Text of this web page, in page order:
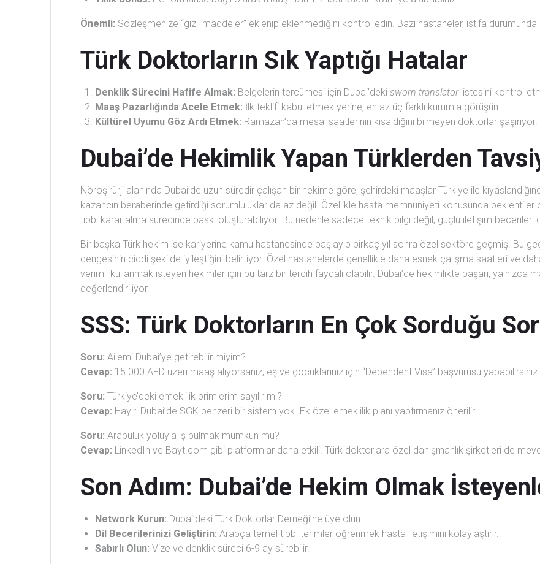
Önemli: Sözleşmenize “gizli maddeler” eklenip eklenmediğini kontrol edin. Bazı hastaneler, istifa
Türk Doktorların Sık Yaptığı Hatalar
Denklik Sürecini Hafife Almak: Belgelerin tercümesi için Dubai’dekisworn translatorlistesini kontrol
Maaş Pazarlığında Acele Etmek: İlk teklifi kabul etmek yerine, en az üç farklı kurumla görüşün.
Kültürel Uyumu Göz Ardı Etmek: Ramazan’da mesai saatlerinin kısaldığını bilmeyen doktorlar şaşırıyor.
Dubai’de Hekimlik Yapan Türklerden
Nöroşirürji alanında Dubai’de uzun süredir çalışan bir hekime göre, şehirdeki maaşlar Türkiye ile
kazancın beraberinde getirdiği sorumluluklar da az değil. Özellikle hasta memnuniyeti konusunda
tıbbi karar alma sürecinde baskı oluşturabiliyor. Bu nedenle sadece teknik bilgi değil, güçlü iletişim becerileri
Bir başka Türk hekim ise kariyerine kamu hastanesinde başlayıp birkaç yıl sonra özel sektöre geçmiş. Bu
dengesinin ciddi şekilde iyileştiğini belirtiyor. Özel hastanelerde genellikle daha esnek çalışma saatleri ve
verimli kullanmak isteyen hekimler için bu tarz bir tercih faydalı olabilir. Dubai’de hekimlikte başarı, yalnızca
değerlendiriliyor.
SSS: Türk Doktorların En Çok Sorduğu
Soru: Ailemi Dubai’ye getirebilir miyim?
Cevap: 15.000 AED üzeri maaş alıyorsanız, eş ve çocuklarınız için “Dependent Visa” başvurusu yapabilirsiniz.
Soru: Türkiye’deki emeklilik primlerim sayılır mı?
Cevap: Hayır. Dubai’de SGK benzeri bir sistem yok. Ek özel emeklilik planı yaptırmanız önerilir.
Soru: Arabuluk yoluyla iş bulmak mümkün mü?
Cevap: LinkedIn ve Bayt.com gibi platformlar daha etkili. Türk doktorlara özel danışmanlık şirketleri de
Son Adım: Dubai’de Hekim Olmak
Network Kurun: Dubai’deki Türk Doktorlar Derneği’ne üye olun.
Dil Becerilerinizi Geliştirin: Arapça temel tıbbi terimler öğrenmek hasta iletişimini kolaylaştırır.
Sabırlı Olun: Vize ve denklik süreci 6-9 ay sürebilir.